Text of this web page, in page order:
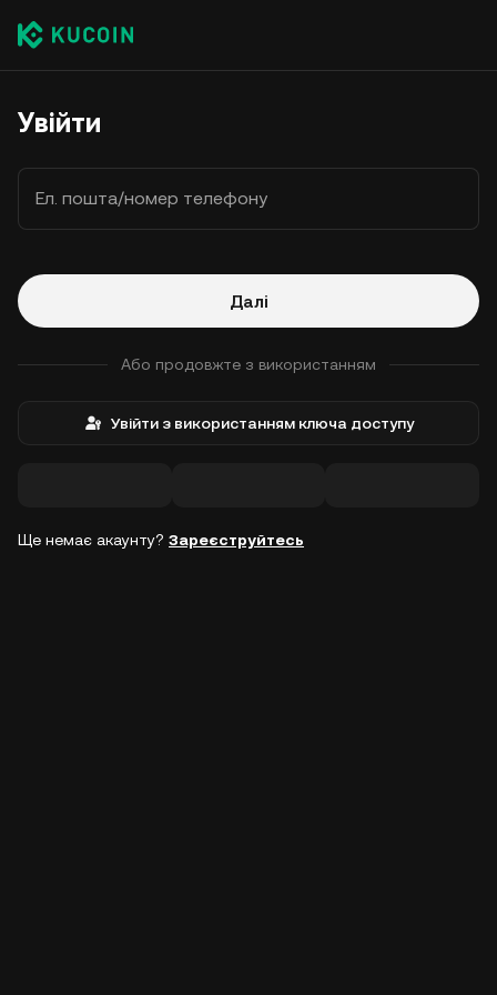
Увійти
Ел. пошта/номер телефону
Далі
Або продовжте з використанням
Увійти з використанням ключа доступу
Ще немає акаунту? Зареєструйтесь